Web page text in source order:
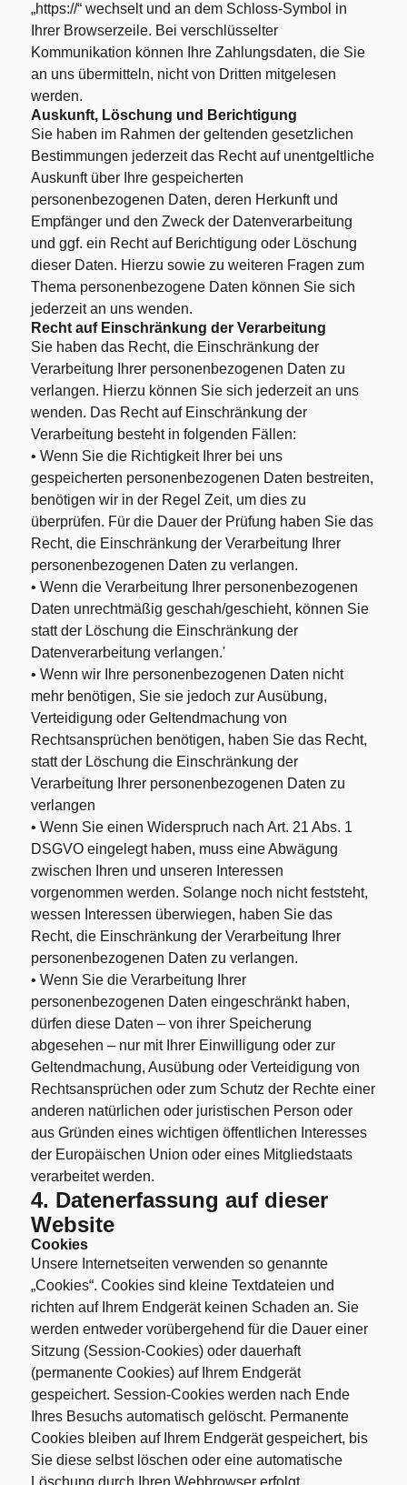
„https://“ wechselt und an dem Schloss-Symbol in
Ihrer Browserzeile. Bei verschlüsselter
Kommunikation können Ihre Zahlungsdaten, die Sie
an uns übermitteln, nicht von Dritten mitgelesen
werden.
Auskunft, Löschung und Berichtigung
Sie haben im Rahmen der geltenden gesetzlichen
Bestimmungen jederzeit das Recht auf unentgeltliche
Auskunft über Ihre gespeicherten
personenbezogenen Daten, deren Herkunft und
Empfänger und den Zweck der Datenverarbeitung
und ggf. ein Recht auf Berichtigung oder Löschung
dieser Daten. Hierzu sowie zu weiteren Fragen zum
Thema personenbezogene Daten können Sie sich
jederzeit an uns wenden.
Recht auf Einschränkung der Verarbeitung
Sie haben das Recht, die Einschränkung der
Verarbeitung Ihrer personenbezogenen Daten zu
verlangen. Hierzu können Sie sich jederzeit an uns
wenden. Das Recht auf Einschränkung der
Verarbeitung besteht in folgenden Fällen:
• Wenn Sie die Richtigkeit Ihrer bei uns
gespeicherten personenbezogenen Daten bestreiten,
benötigen wir in der Regel Zeit, um dies zu
überprüfen. Für die Dauer der Prüfung haben Sie das
Recht, die Einschränkung der Verarbeitung Ihrer
personenbezogenen Daten zu verlangen.
• Wenn die Verarbeitung Ihrer personenbezogenen
Daten unrechtmäßig geschah/geschieht, können Sie
statt der Löschung die Einschränkung der
Datenverarbeitung verlangen.'
• Wenn wir Ihre personenbezogenen Daten nicht
mehr benötigen, Sie sie jedoch zur Ausübung,
Verteidigung oder Geltendmachung von
Rechtsansprüchen benötigen, haben Sie das Recht,
statt der Löschung die Einschränkung der
Verarbeitung Ihrer personenbezogenen Daten zu
verlangen
• Wenn Sie einen Widerspruch nach Art. 21 Abs. 1
DSGVO eingelegt haben, muss eine Abwägung
zwischen Ihren und unseren Interessen
vorgenommen werden. Solange noch nicht feststeht,
wessen Interessen überwiegen, haben Sie das
Recht, die Einschränkung der Verarbeitung Ihrer
personenbezogenen Daten zu verlangen.
• Wenn Sie die Verarbeitung Ihrer
personenbezogenen Daten eingeschränkt haben,
dürfen diese Daten – von ihrer Speicherung
abgesehen – nur mit Ihrer Einwilligung oder zur
Geltendmachung, Ausübung oder Verteidigung von
Rechtsansprüchen oder zum Schutz der Rechte einer
anderen natürlichen oder juristischen Person oder
aus Gründen eines wichtigen öffentlichen Interesses
der Europäischen Union oder eines Mitgliedstaats
verarbeitet werden.
4. Datenerfassung auf dieser
Website
Cookies
Unsere Internetseiten verwenden so genannte
„Cookies“. Cookies sind kleine Textdateien und
richten auf Ihrem Endgerät keinen Schaden an. Sie
werden entweder vorübergehend für die Dauer einer
Sitzung (Session-Cookies) oder dauerhaft
(permanente Cookies) auf Ihrem Endgerät
gespeichert. Session-Cookies werden nach Ende
Ihres Besuchs automatisch gelöscht. Permanente
Cookies bleiben auf Ihrem Endgerät gespeichert, bis
Sie diese selbst löschen oder eine automatische
Löschung durch Ihren Webbrowser erfolgt.